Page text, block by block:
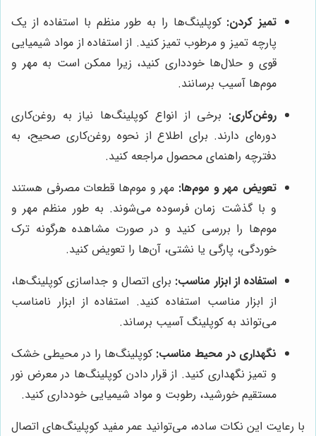
تمیز کردن: کوپلینگ‌ها را به طور منظم با استفاده از یک
پارچه تمیز و مرطوب تمیز کنید. از استفاده از مواد شیمیایی
قوی و حلال‌ها خودداری کنید، زیرا ممکن است به مهر و
موم‌ها آسیب برسانند.
روغن‌کاری: برخی از انواع کوپلینگ‌ها نیاز به روغن‌کاری
دوره‌ای دارند. برای اطلاع از نحوه روغن‌کاری صحیح، به
دفترچه راهنمای محصول مراجعه کنید.
تعویض مهر و موم‌ها: مهر و موم‌ها قطعات مصرفی هستند
و با گذشت زمان فرسوده می‌شوند. به طور منظم مهر و
موم‌ها را بررسی کنید و در صورت مشاهده هرگونه ترک
خوردگی، پارگی یا نشتی، آن‌ها را تعویض کنید.
استفاده از ابزار مناسب: برای اتصال و جداسازی کوپلینگ‌ها،
از ابزار مناسب استفاده کنید. استفاده از ابزار نامناسب
می‌تواند به کوپلینگ آسیب برساند.
نگهداری در محیط مناسب: کوپلینگ‌ها را در محیطی خشک
و تمیز نگهداری کنید. از قرار دادن کوپلینگ‌ها در معرض نور
مستقیم خورشید، رطوبت و مواد شیمیایی خودداری کنید.
با رعایت این نکات ساده، می‌توانید عمر مفید کوپلینگ‌های اتصال